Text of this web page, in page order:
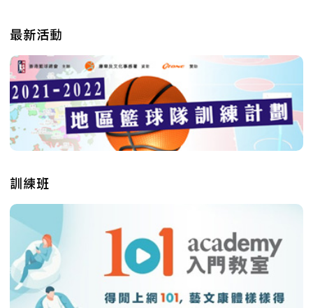
最新活動
訓練班